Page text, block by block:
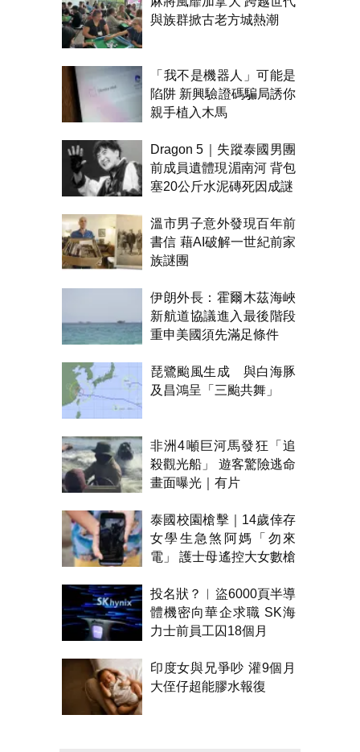
與族群掀古老方城熱潮
「我不是機器人」可能是
陷阱 新興驗證碼騙局誘你
親手植入木馬
Dragon 5｜失蹤泰國男團
前成員遺體現湄南河 背包
塞20公斤水泥磚死因成謎
溫市男子意外發現百年前
書信 藉AI破解一世紀前家
族謎團
伊朗外長：霍爾木茲海峽
新航道協議進入最後階段
重申美國須先滿足條件
琵鷺颱風生成 與白海豚
及昌鴻呈「三颱共舞」
非洲4噸巨河馬發狂「追
殺觀光船」 遊客驚險逃命
畫面曝光｜有片
泰國校園槍擊｜14歲倖存
女學生急煞阿媽「勿來
電」 護士母遙控大女數槍
投名狀？︱盜6000頁半導
體機密向華企求職 SK海
力士前員工囚18個月
印度女與兄爭吵 灌9個月
大侄仔超能膠水報復